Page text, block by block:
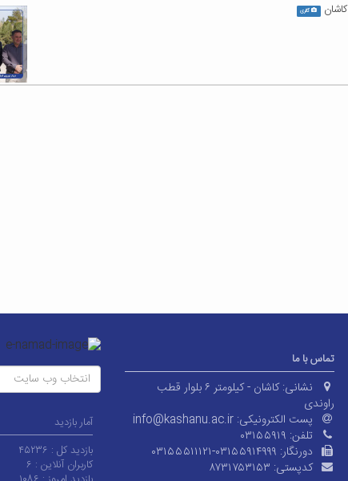
گالری
تماس با ما
نشانی:
کاشان - کیلومتر ۶ بلوار قطب
راوندی
پست الکترونیکی: info@kashanu.ac.ir
تلفن: ۰۳۱۵۵۹۱۹
دورنگار: ۰۳۱۵۵۵۱۱۱۲۱-۰۳۱۵۵۹۱۴۹۹۹
کدپستی: ۸۷۳۱۷۵۳۱۵۳
انتخاب وب سایت
آمار بازدید
بازدید کل : ۴۵۲۳۶
کاربران آنلاین : ۶